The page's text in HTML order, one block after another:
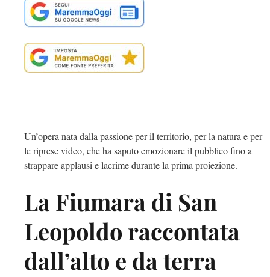
Un’opera nata dalla passione per il territorio, per la natura e per
le riprese video, che ha saputo emozionare il pubblico fino a
strappare applausi e lacrime durante la prima proiezione.
La Fiumara di San
Leopoldo raccontata
dall’alto e da terra